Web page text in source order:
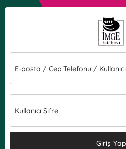
E-posta / Cep Telefonu / Kullanıcı
Kullanıcı Şifre
Giriş Yap